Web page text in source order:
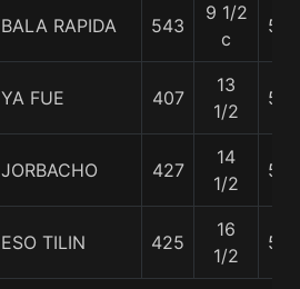
BALA RAPIDA 543
9 1/2
c
56
YA FUE 407
13
1/2
56
JORBACHO 427
14
1/2
55
ESO TILIN 425
16
1/2
55